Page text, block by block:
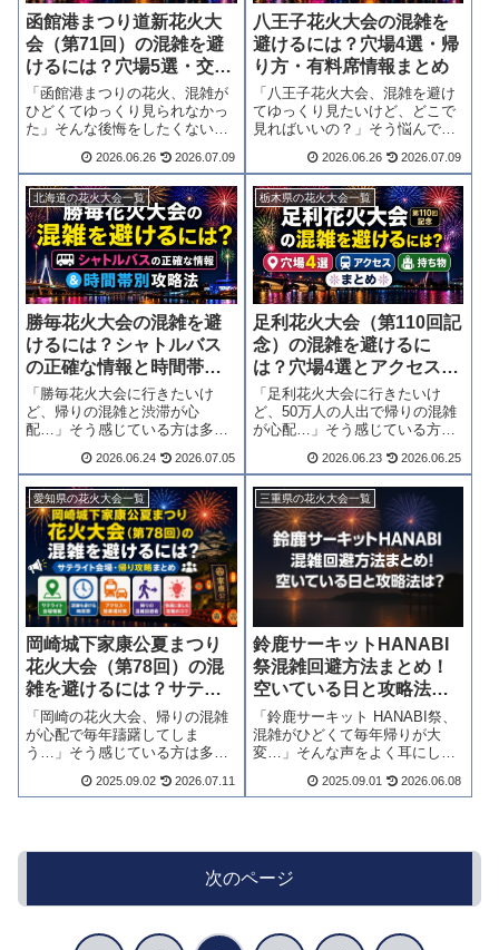
函館港まつり道新花火大
会（第71回）の混雑を避
けるには？穴場5選・交通
規制・帰り方まとめ
「函館港まつりの花火、混雑が
ひどくてゆっくり見られなかっ
た」そんな後悔をしたくない方
えすると、スポット選びと帰り
くだけで、快適さが大きく変わ
ります。混雑回避のコツ・穴場
スポット・個人協...
2026.06.26 2026.07.09
八王子花火大会の混雑を
避けるには？穴場4選・帰
り方・有料席情報まとめ
「八王子花火大会、混雑を避け
てゆっくり見たいけど、どこで
見ればいいの？」そう悩んでい
か。結論からお伝えすると、観
ートで、快適度がまったく変わ
ります。穴場スポット4選・時間
帯別混雑テーブ...
2026.06.26 2026.07.09
北海道の花火大会一覧
勝毎花火大会の混雑を避
けるには？シャトルバス
の正確な情報と時間帯別
攻略法
「勝毎花火大会に行きたいけ
ど、帰りの混雑と渋滞が心
配…」そう感じている方は多い
らお伝えすると、当日の動線と
混雑のストレスはかなり軽減で
きます。アクセス方法・時間帯
別混雑・シャトルバスの...
2026.06.24 2026.07.05
栃木県の花火大会一覧
足利花火大会（第110回記
念）の混雑を避けるに
は？穴場4選とアクセス・
持ち物まとめ
「足利花火大会に行きたいけ
ど、50万人の人出で帰りの混雑
が心配…」そう感じている方は
論からお伝えすると、観覧場所
適さは大きく変わります。穴
場・有料席・混雑回避・持ち物
まで、この記事に実...
2026.06.23 2026.06.25
愛知県の花火大会一覧
岡崎城下家康公夏まつり
花火大会（第78回）の混
雑を避けるには？サテラ
イト会場・帰り攻略まと
め
「岡崎の花火大会、帰りの混雑
が心配で毎年躊躇してしま
う…」そう感じている方は多い
らお伝えすると、会場選びと時
2025.09.02 2026.07.11
三重県の花火大会一覧
鈴鹿サーキットHANABI
祭混雑回避方法まとめ！
空いている日と攻略法
は？
「鈴鹿サーキット HANABI祭、
混雑がひどくて毎年帰りが大
変…」そんな声をよく耳にしま
場スタイルの選び方と帰路のタ
2025.09.01 2026.06.08
次のページ